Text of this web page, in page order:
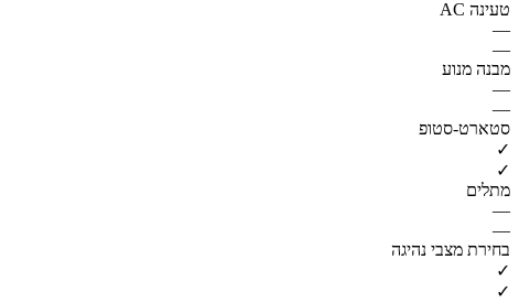
טעינה AC
—
—
מבנה מנוע
—
—
סטארט-סטופ
✓
✓
מתלים
—
—
בחירת מצבי נהיגה
✓
✓